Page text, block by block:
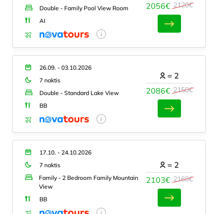
Double - Family Pool View Room
AI
2056€ 2120€
26.09. - 03.10.2026
7 naktis
Double - Standard Lake View
BB
2086€ 2150€
= 2
17.10. - 24.10.2026
7 naktis
Family - 2 Bedroom Family Mountain
View
BB
2103€ 2168€
= 2